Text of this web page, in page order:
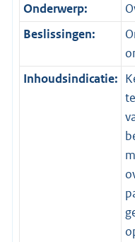
Onderwerp:
Beslissingen:
Inhoudsindicatie: